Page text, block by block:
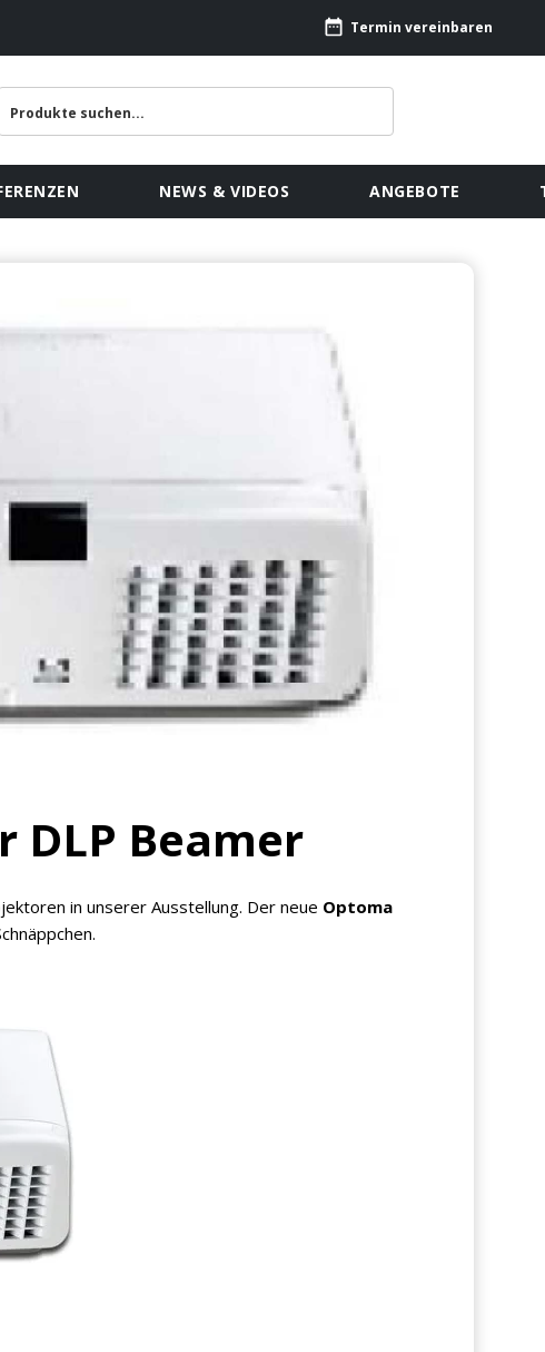
Termin vereinbaren
NEWS & VIDEOS ANGEBOTE
DLP Beamer
in unserer Ausstellung. Der neue Optoma